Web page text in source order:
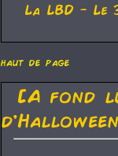
La LBD - Le
haut de page
[A fond
d'Halloween